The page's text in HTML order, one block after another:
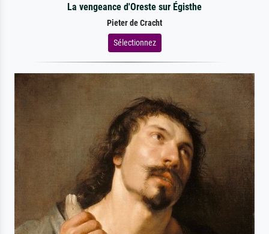
La vengeance d'Oreste sur Égisthe
Pieter de Cracht
Sélectionnez